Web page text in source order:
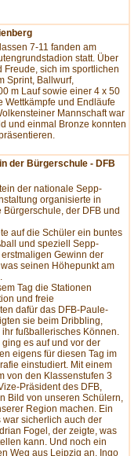
7-11 fanden am
statt. Über
Freude, sich im sportlichen
Sprint, Ballwurf,
m Lauf sowie einer 4 x 50
Wettkämpfe und Endläufe
Mannschaft war
und einmal Bronze konnten
der Bürgerschule - DFB
der nationale Sepp-
organisierte in
der DFB und
auf die Schüler ein buntes
und speziell Sepp-
Gewinn der
seinen Höhepunkt am
Tag die Stationen
und freie
dafür das DFB-Paule-
sie beim Dribbling,
fußballerisches Können.
es auf und vor der
eigens für diesen Tag im
einstudiert. Mit einem
von den Klassenstufen 3
Präsident des DFB,
Bild von unseren Schülern,
Region machen. Ein
sicherlich auch der
Fogel, der zeigte, was
kann. Und noch ein
Weg aus Leipzig an. Ingo